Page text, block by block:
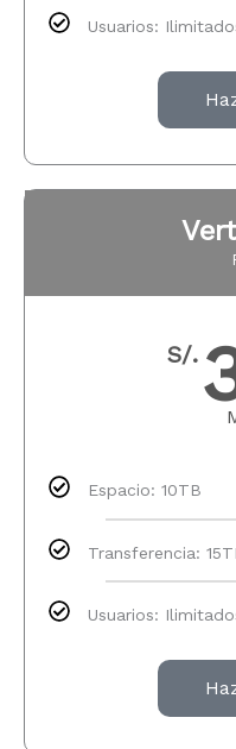
Usuarios:
S/.
Espacio: 10TB
Transferencia:
Usuarios: